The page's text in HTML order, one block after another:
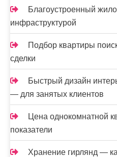
Благоустроенный
инфраструктурой
Подбор квартиры
сделки
Быстрый дизайн
— для занятых клиентов
Цена однокомнатной
показатели
Хранение гирлянд —